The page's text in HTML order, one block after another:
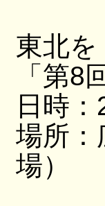
東北を
「第
日時
場所
場）